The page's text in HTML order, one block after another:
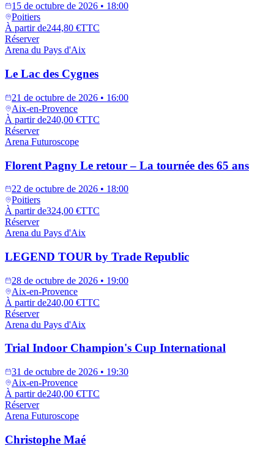
15 de octubre de 2026 • 18:00
Poitiers
À partir de244,80 €TTC
Réserver
Arena du Pays d'Aix
Le Lac des Cygnes
21 de octubre de 2026 • 16:00
Aix-en-Provence
À partir de240,00 €TTC
Réserver
Arena Futuroscope
Florent Pagny Le retour – La tournée des 65 ans
22 de octubre de 2026 • 18:00
Poitiers
À partir de324,00 €TTC
Réserver
Arena du Pays d'Aix
LEGEND TOUR by Trade Republic
28 de octubre de 2026 • 19:00
Aix-en-Provence
À partir de240,00 €TTC
Réserver
Arena du Pays d'Aix
Trial Indoor Champion's Cup International
31 de octubre de 2026 • 19:30
Aix-en-Provence
À partir de240,00 €TTC
Réserver
Arena Futuroscope
Christophe Maé